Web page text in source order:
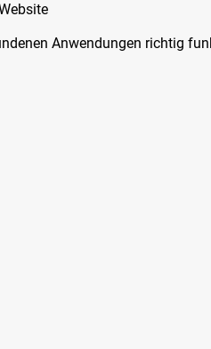
Anwendungen richtig